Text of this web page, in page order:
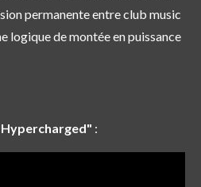
permanente entre club music
logique de montée en puissance
: